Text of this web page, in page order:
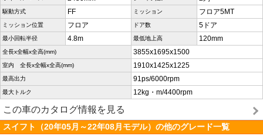
駆動方式 FF ミッション フロア5MT
ミッション位置 フロア ドア数 5ドア
最小回転半径 4.8m 最低地上高 120mm
全長x全幅x全高(mm) 3855x1695x1500
室内 全長x全幅x全高(mm) 1910x1425x1225
最高出力 91ps/6000rpm
最大トルク 12kg・m/4400rpm
この車のカタログ情報を見る
スイフト（20年05月～22年08月モデル）の他のグレード一覧